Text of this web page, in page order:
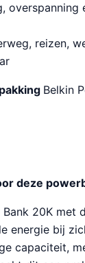
overspanning
reizen,
Belkin
deze
Bank 20K met
energie bij
capaciteit,